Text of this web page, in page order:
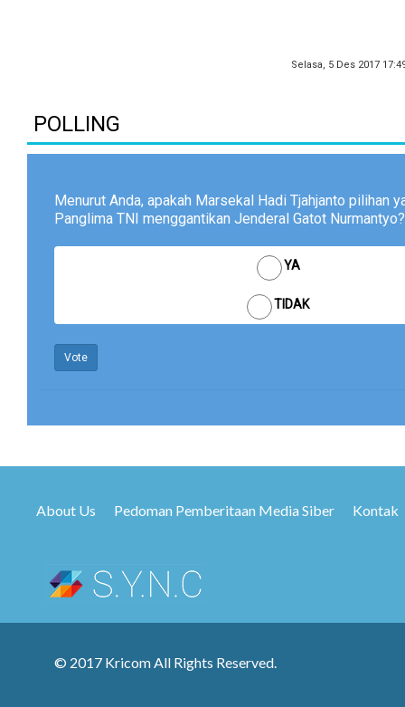
Selasa, 5 Des 2017
POLLING
Menurut Anda, apakah Marsekal Hadi Tjahjanto pilihan
Panglima TNI menggantikan Jenderal Gatot Nurmantyo?
YA
TIDAK
Vote
About Us Pedoman Pemberitaan Media Siber Kontak
© 2017 Kricom All Rights Reserved.